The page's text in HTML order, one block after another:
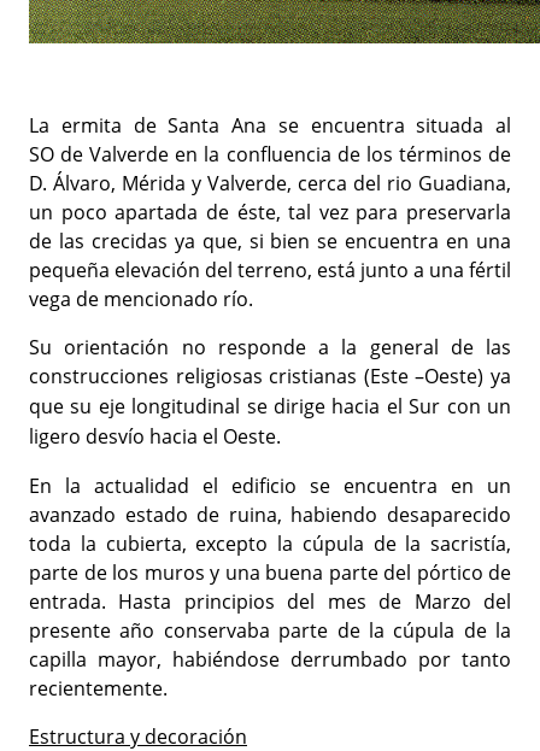
La ermita de Santa Ana se encuentra situada al
SO de Valverde en la confluencia de los términos de
D. Álvaro, Mérida y Valverde, cerca del rio Guadiana,
un poco apartada de éste, tal vez para preservarla
de las crecidas ya que, si bien se encuentra en una
pequeña elevación del terreno, está junto a una fértil
vega de mencionado río.
Su orientación no responde a la general de las
construcciones religiosas cristianas (Este –Oeste) ya
que su eje longitudinal se dirige hacia el Sur con un
ligero desvío hacia el Oeste.
En la actualidad el edificio se encuentra en un
avanzado estado de ruina, habiendo desaparecido
toda la cubierta, excepto la cúpula de la sacristía,
parte de los muros y una buena parte del pórtico de
entrada. Hasta principios del mes de Marzo del
presente año conservaba parte de la cúpula de la
capilla mayor, habiéndose derrumbado por tanto
recientemente.
Estructura y decoración